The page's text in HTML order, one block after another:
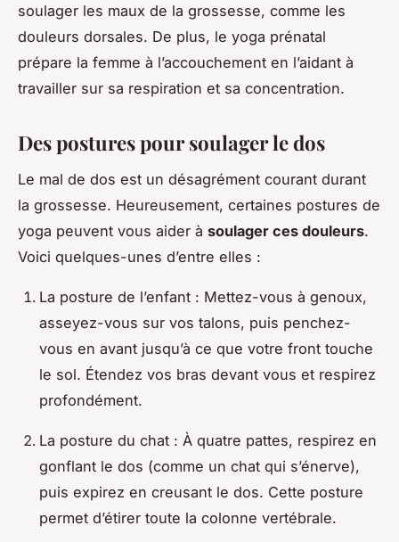
soulager les maux de la grossesse, comme les
douleurs dorsales. De plus, le yoga prénatal
prépare la femme à l’accouchement en l’aidant à
travailler sur sa respiration et sa concentration.
Des postures pour soulager le dos
Le mal de dos est un désagrément courant durant
la grossesse. Heureusement, certaines postures de
yoga peuvent vous aider à soulager ces douleurs.
Voici quelques-unes d’entre elles :
La posture de l’enfant : Mettez-vous à genoux,
asseyez-vous sur vos talons, puis penchez-
vous en avant jusqu’à ce que votre front touche
le sol. Étendez vos bras devant vous et respirez
profondément.
La posture du chat : À quatre pattes, respirez en
gonflant le dos (comme un chat qui s’énerve),
puis expirez en creusant le dos. Cette posture
permet d’étirer toute la colonne vertébrale.